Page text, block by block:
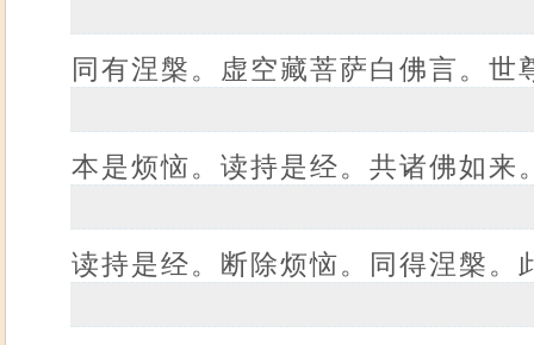
同有涅槃。虚空藏菩萨白佛言。
本是烦恼。读持是经。共诸佛如
读持是经。断除烦恼。同得涅槃